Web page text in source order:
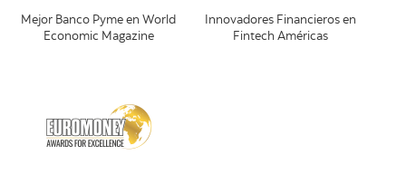
Mejor Banco Pyme en World
Economic Magazine
Innovadores Financieros en
Fintech Américas